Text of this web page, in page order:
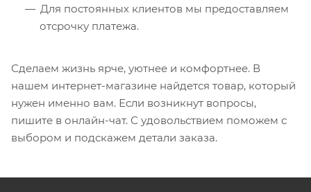
Для постоянных клиентов мы предоставляем
отсрочку платежа.
Сделаем жизнь ярче, уютнее и комфортнее. В
нашем интернет-магазине найдется товар, который
нужен именно вам. Если возникнут вопросы,
пишите в онлайн-чат. С удовольствием поможем с
выбором и подскажем детали заказа.